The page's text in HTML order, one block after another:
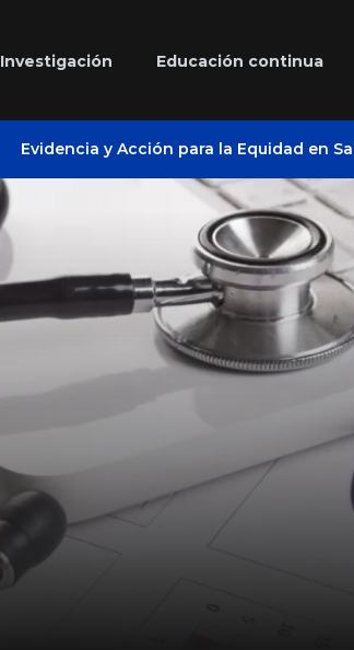
Investigación Educación continua
Evidencia y Acción para la Equidad en